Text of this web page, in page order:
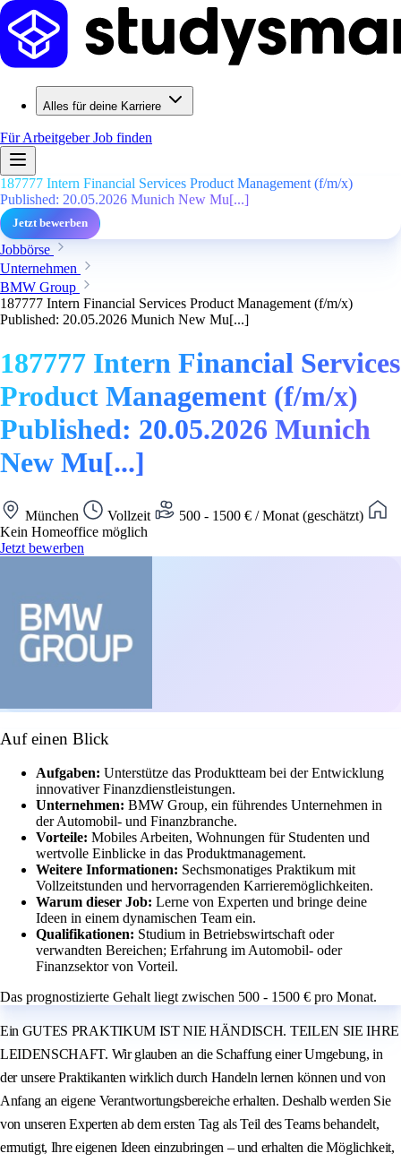
Alles für deine Karriere
Für ArbeitgeberJob finden
187777 Intern Financial Services Product Management (f/m/x)
Published: 20.05.2026 Munich New Mu[...]
Jetzt bewerben
Jobbörse
Unternehmen
BMW Group
187777 Intern Financial Services Product Management (f/m/x)
Published: 20.05.2026 Munich New Mu[...]
187777 Intern Financial Services
Product Management (f/m/x)
Published: 20.05.2026 Munich
New Mu[...]
München Vollzeit
500 - 1500 € / Monat (geschätzt)
Kein Homeoffice möglich
Jetzt bewerben
Auf einen Blick
Aufgaben: Unterstütze das Produktteam bei der Entwicklung
innovativer Finanzdienstleistungen.
Unternehmen: BMW Group, ein führendes Unternehmen in
der Automobil- und Finanzbranche.
Vorteile: Mobiles Arbeiten, Wohnungen für Studenten und
wertvolle Einblicke in das Produktmanagement.
Weitere Informationen: Sechsmonatiges Praktikum mit
Vollzeitstunden und hervorragenden Karrieremöglichkeiten.
Warum dieser Job: Lerne von Experten und bringe deine
Ideen in einem dynamischen Team ein.
Qualifikationen: Studium in Betriebswirtschaft oder
verwandten Bereichen; Erfahrung im Automobil- oder
Finanzsektor von Vorteil.
Das prognostizierte Gehalt liegt zwischen 500 - 1500 € pro Monat.
Ein GUTES PRAKTIKUM IST NIE HÄNDISCH. TEILEN SIE IHRE
LEIDENSCHAFT. Wir glauben an die Schaffung einer Umgebung, in
der unsere Praktikanten wirklich durch Handeln lernen können und von
Anfang an eigene Verantwortungsbereiche erhalten. Deshalb werden Sie
von unseren Experten ab dem ersten Tag als Teil des Teams behandelt,
ermutigt, Ihre eigenen Ideen einzubringen – und erhalten die Möglichkeit,